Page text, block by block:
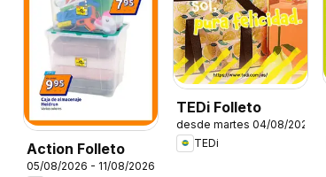
Action Folleto
05/08/2026 - 11/08/2026
TEDi Folleto
desde martes 04/08/2026
TEDi